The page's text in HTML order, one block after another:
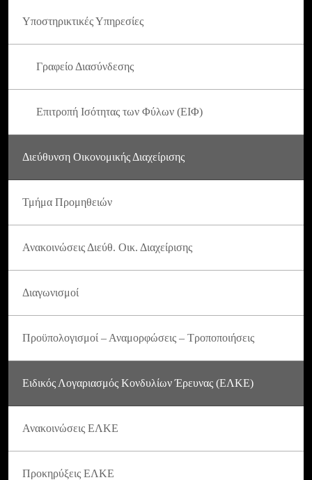
Υποστηρικτικές Υπηρεσίες
Γραφείο Διασύνδεσης
Επιτροπή Ισότητας των Φύλων (ΕΙΦ)
Διεύθυνση Οικονομικής Διαχείρισης
Τμήμα Προμηθειών
Ανακοινώσεις Διεύθ. Οικ. Διαχείρισης
Διαγωνισμοί
Προϋπολογισμοί – Αναμορφώσεις – Τροποποιήσεις
Ειδικός Λογαριασμός Κονδυλίων Έρευνας (ΕΛΚΕ)
Ανακοινώσεις ΕΛΚΕ
Προκηρύξεις ΕΛΚΕ